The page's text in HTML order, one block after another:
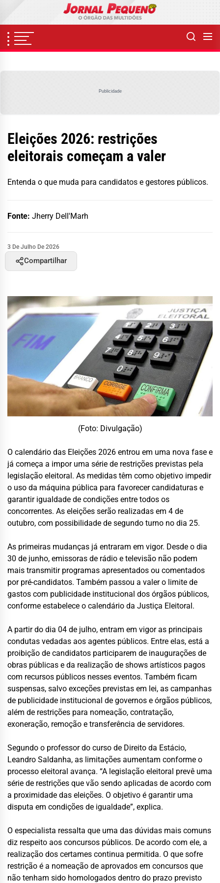
content
Publicidade
Eleições 2026: restrições
eleitorais começam a valer
Entenda o que muda para candidatos e gestores públicos.
Fonte: Jherry Dell'Marh
3 De Julho De 2026
Compartilhar
(Foto: Divulgação)
O calendário das Eleições 2026 entrou em uma nova fase e
já começa a impor uma série de restrições previstas pela
legislação eleitoral. As medidas têm como objetivo impedir
o uso da máquina pública para favorecer candidaturas e
garantir igualdade de condições entre todos os
concorrentes. As eleições serão realizadas em 4 de
outubro, com possibilidade de segundo turno no dia 25.
As primeiras mudanças já entraram em vigor. Desde o dia
30 de junho, emissoras de rádio e televisão não podem
mais transmitir programas apresentados ou comentados
por pré-candidatos. Também passou a valer o limite de
gastos com publicidade institucional dos órgãos públicos,
conforme estabelece o calendário da Justiça Eleitoral.
A partir do dia 04 de julho, entram em vigor as principais
condutas vedadas aos agentes públicos. Entre elas, está a
proibição de candidatos participarem de inaugurações de
obras públicas e da realização de shows artísticos pagos
com recursos públicos nesses eventos. Também ficam
suspensas, salvo exceções previstas em lei, as campanhas
de publicidade institucional de governos e órgãos públicos,
além de restrições para nomeação, contratação,
exoneração, remoção e transferência de servidores.
Segundo o professor do curso de Direito da Estácio,
Leandro Saldanha, as limitações aumentam conforme o
processo eleitoral avança. “A legislação eleitoral prevê uma
série de restrições que vão sendo aplicadas de acordo com
a proximidade das eleições. O objetivo é garantir uma
disputa em condições de igualdade”, explica.
O especialista ressalta que uma das dúvidas mais comuns
diz respeito aos concursos públicos. De acordo com ele, a
realização dos certames continua permitida. O que sofre
restrição é a nomeação de aprovados em concursos que
não tenham sido homologados dentro do prazo previsto